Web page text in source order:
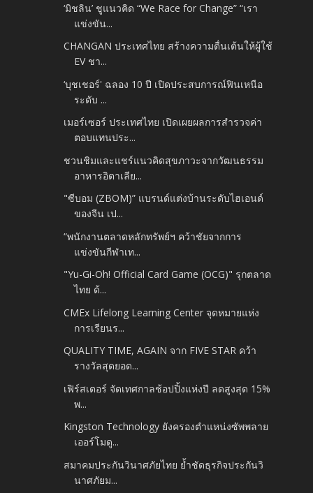
‘มิชลิน’ ชูแนวคิด “We Race for Change” “เรา
แข่งขัน...
CHANGAN ประเทศไทย สร้างความตื่นเต้นให้ผู้ใช้
EV ชา...
‘บุชเชอร์' ฉลอง 10 ปี เปิดประสบการณ์ฟินเหนือ
ระดับ ...
เมอร์เซอร์ ประเทศไทย เปิดเผยผลการสำรวจค่า
ตอบแทนประ...
ชวนชิมและแชร์แนวคิดสุขภาวะจากวัฒนธรรม
อาหารอิตาเลีย...
"ซีบอม (ZBOM)” แบรนด์แต่งบ้านระดับไฮเอนด์
ของจีน เป...
“พนักงานตลาดหลักทรัพย์ฯ คว้าชัยจากการ
แข่งขันกีฬาเท...
"Yu-Gi-Oh! Official Card Game (OCG)" รุกตลาด
ไทย ด้...
CMEx Lifelong Learning Center จุดหมายแห่ง
การเรียนร...
QUALITY TIME, AGAIN จาก FIVE STAR คว้า
รางวัลสุดยอด...
เฟิร์สเตอร์ จัดเทศกาลช้อปปิ้งแห่งปี ลดสูงสุด 15%
พ...
Kingston Technology ยังครองตำแหน่งซัพพลาย
เออร์โมดู...
สมาคมประกันวินาศภัยไทย ย้ำชัดธุรกิจประกันวิ
นาศภัยม...